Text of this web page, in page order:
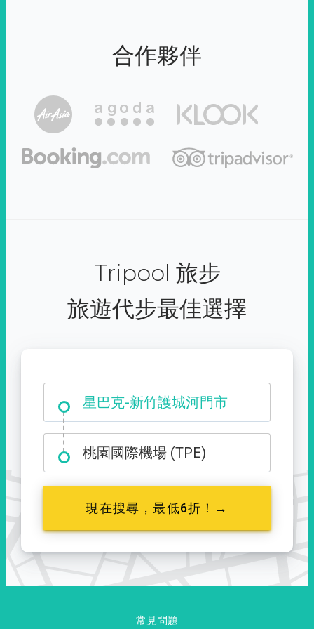
合作夥伴
Tripool 旅步
旅遊代步最佳選擇
星巴克-新竹護城河門市
大霸尖山登山口
桃園國際機場 (TPE)
現在搜尋，最低6折！→
常見問題